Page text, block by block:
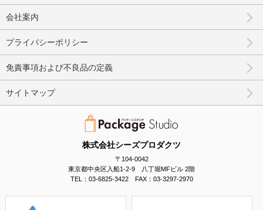
株式会社シーズプロダクツ
〒104-0042
東京都中央区入船1-2-9 八丁堀MFビル 2階
TEL：03-6825-3422 FAX：03-3297-2970
会社案内
プライバシーポリシー
免責事項および不良品の定義
サイトマップ